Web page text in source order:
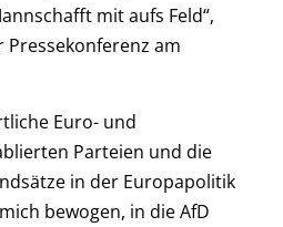
mit aufs Feld“,
Pressekonferenz am
Euro- und
Parteien und die
in der Europapolitik
bewogen, in die AfD